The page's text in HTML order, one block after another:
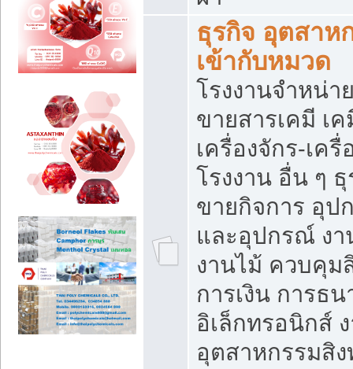
ธุรกิจ อุตสาห
เข้ากับหมวด
โรงงานจำหน่
ขายสารเคมี เ
เครื่องจักร-เค
โรงงาน อื่น ๆ
ขายกิจการ อุป
และอุปกรณ์ ง
งานไม้ ควบคุม
การเงิน การธ
อิเล็กทรอนิกส์
อุตสาหกรรมสิ